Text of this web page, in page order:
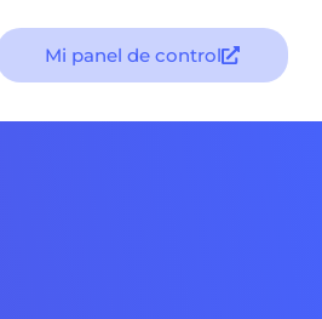
Mi panel de control